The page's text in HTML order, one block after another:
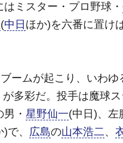
ミスター・プロ野球・
(中日 ほか)を六番に置け
ームが起こり、いわゆ
が多彩だ。投手は魔球
・ 星野仙一(中日)、左
で、 広島の山本浩二、